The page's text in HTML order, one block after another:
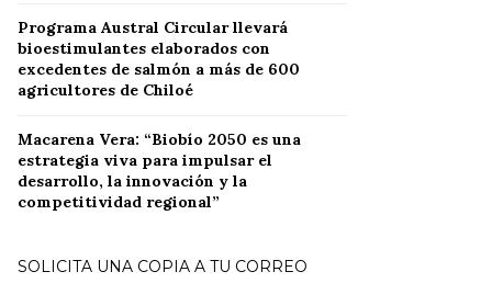
Programa Austral Circular llevará
bioestimulantes elaborados con
excedentes de salmón a más de 600
agricultores de Chiloé
Macarena Vera: “Biobío 2050 es una
estrategia viva para impulsar el
desarrollo, la innovación y la
competitividad regional”
SOLICITA UNA COPIA A TU CORREO